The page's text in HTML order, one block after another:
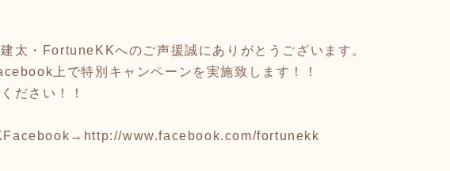
太・FortuneKKへのご声援誠にありがとうございます。
上で特別キャンペーンを実施致します！！
ださい！！
http://www.facebook.com/fortunekk